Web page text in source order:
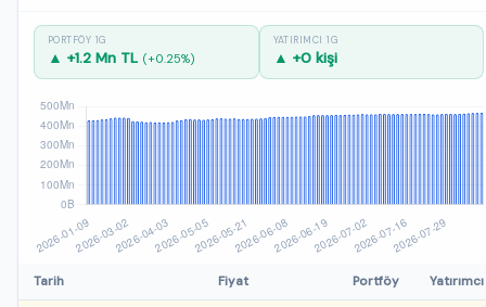
PORTFÖY 1G
▲ +1.2 Mn TL (+0.25%)
YATIRIMCI 1G
▲ +0 kişi
Tarih Fiyat Portföy Yatırımcı